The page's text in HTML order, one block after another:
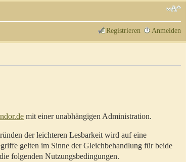
Registrieren Anmelden
mit einer unabhängigen Administration.
der leichteren Lesbarkeit wird auf eine
gelten im Sinne der Gleichbehandlung für beide
folgenden Nutzungsbedingungen.